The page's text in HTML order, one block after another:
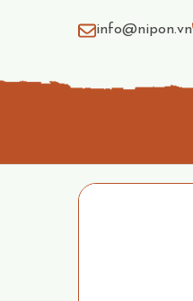
info@nipon.vn